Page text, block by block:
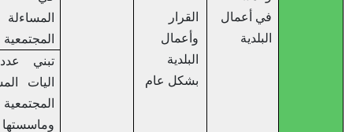
في أعمال
القرار
بشكل عام
المساءلة
المجتمعية
تبني عدد من
اليات المشاركة
المجتمعية
وماسستها مثل